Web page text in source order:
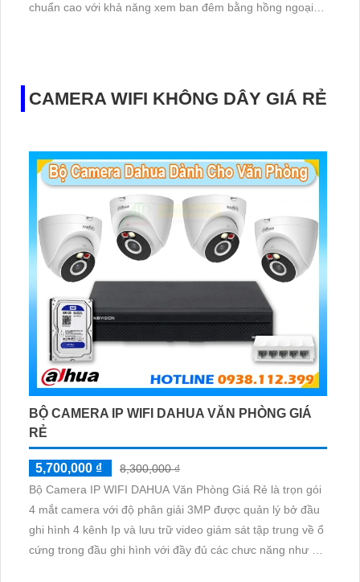
chuẩn cao với khả năng xem ban đêm bằng hồng ngoại
CAMERA WIFI KHÔNG DÂY GIÁ RẺ
BỘ CAMERA IP WIFI DAHUA VĂN PHÒNG GIÁ
RẺ
5,700,000 ₫
8,300,000 ₫
Bộ Camera IP WIFI DAHUA Văn Phòng Giá Rẻ là trọn gói
4 mắt camera với độ phân giải 3MP được quản lý bở đầu
ghi hình 4 kênh Ip và lưu trữ video giám sát tập trung về ổ
cứng trong đầu ghi hình với đầy đủ các chưc năng như AI